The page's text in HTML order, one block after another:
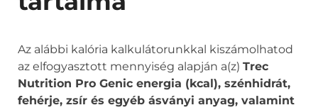
Az alábbi kalória kalkulátorunkkal kiszámolhatod
az elfogyasztott mennyiség alapján a(z) Trec
Nutrition Pro Genic energia (kcal), szénhidrát,
fehérje, zsír és egyéb ásványi anyag, valamint